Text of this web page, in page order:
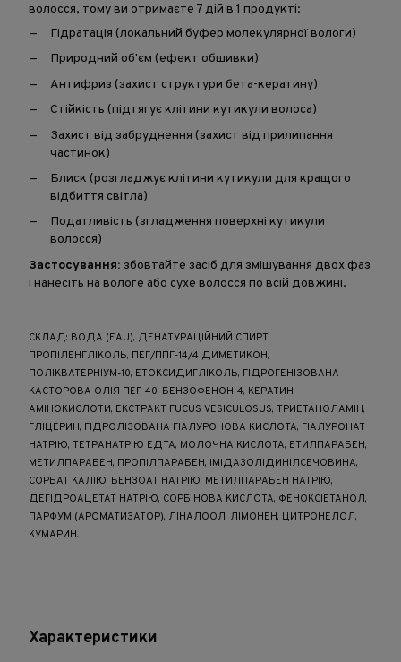
волосся, тому ви отримаєте 7 дій в 1 продукті:
Гідратація (локальний буфер молекулярної вологи)
Природний об'єм (ефект обшивки)
Антифриз (захист структури бета-кератину)
Стійкість (підтягує клітини кутикули волоса)
Захист від забруднення (захист від прилипання
частинок)
Блиск (розгладжує клітини кутикули для кращого
відбиття світла)
Податливість (згладження поверхні кутикули
волосся)
Застосування: збовтайте засіб для змішування двох фаз
і нанесіть на вологе або сухе волосся по всій довжині.
СКЛАД: ВОДА (EAU), ДЕНАТУРАЦІЙНИЙ СПИРТ,
ПРОПІЛЕНГЛІКОЛЬ, ПЕГ/ППГ-14/4 ДИМЕТИКОН,
ПОЛІКВАТЕРНІУМ-10, ЕТОКСИДИГЛІКОЛЬ, ГІДРОГЕНІЗОВАНА
КАСТОРОВА ОЛІЯ ПЕГ-40, БЕНЗОФЕНОН-4, КЕРАТИН,
АМІНОКИСЛОТИ, ЕКСТРАКТ FUCUS VESICULOSUS, ТРИЕТАНОЛАМІН,
ГЛІЦЕРИН, ГІДРОЛІЗОВАНА ГІАЛУРОНОВА КИСЛОТА, ГІАЛУРОНАТ
НАТРІЮ, ТЕТРАНАТРІЮ ЕДТА, МОЛОЧНА КИСЛОТА, ЕТИЛПАРАБЕН,
МЕТИЛПАРАБЕН, ПРОПІЛПАРАБЕН, ІМІДАЗОЛІДИНІЛСЕЧОВИНА,
СОРБАТ КАЛІЮ, БЕНЗОАТ НАТРІЮ, МЕТИЛПАРАБЕН НАТРІЮ,
ДЕГІДРОАЦЕТАТ НАТРІЮ, СОРБІНОВА КИСЛОТА, ФЕНОКСІЕТАНОЛ,
ПАРФУМ (АРОМАТИЗАТОР), ЛІНАЛООЛ, ЛІМОНЕН, ЦИТРОНЕЛОЛ,
КУМАРИН.
Характеристики